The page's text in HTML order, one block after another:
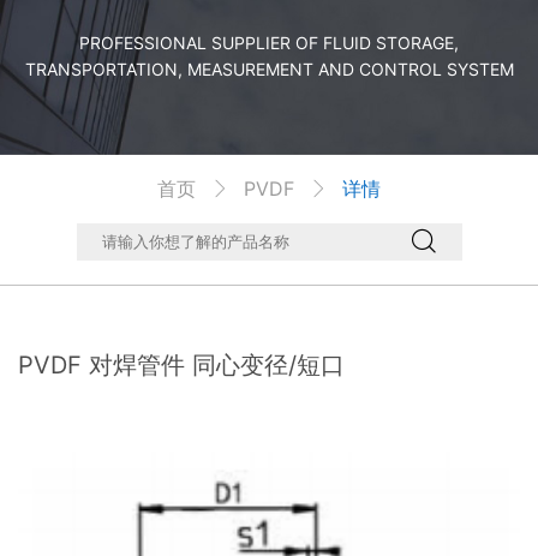
PROFESSIONAL SUPPLIER OF FLUID STORAGE,
TRANSPORTATION, MEASUREMENT AND CONTROL SYSTEM
首页  PVDF  详情

PVDF 对焊管件 同心变径/短口